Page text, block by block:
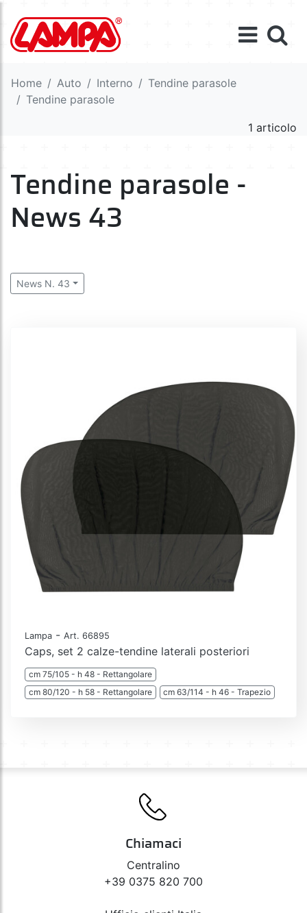
Home Auto Interno
Tendine parasole
Tendine parasole
1 articolo
Tendine parasole -
News 43
News N. 43
Lampa - Art. 66895
Caps, set 2 calze-tendine laterali posteriori
cm 75/105 - h 48 - Rettangolare
cm 80/120 - h 58 - Rettangolare
cm 63/114 - h 46 - Trapezio
Chiamaci
Centralino
+39 0375 820 700